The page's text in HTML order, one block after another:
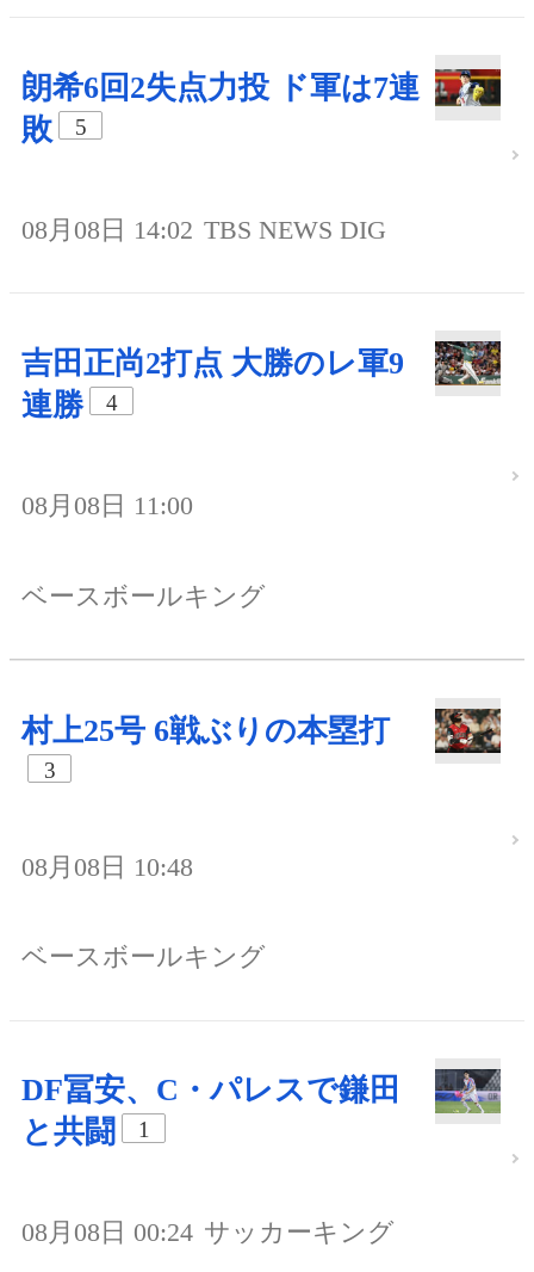
朗希6回2失点力投 ド軍は7連
敗
5
08月08日 14:02 TBS NEWS DIG
吉田正尚2打点 大勝のレ軍9
連勝
4
08月08日 11:00
ベースボールキング
村上25号 6戦ぶりの本塁打
3
08月08日 10:48
ベースボールキング
DF冨安、C・パレスで鎌田
と共闘
1
08月08日 00:24 サッカーキング